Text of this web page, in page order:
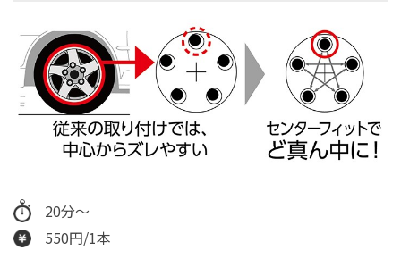
20分～
550円/1本